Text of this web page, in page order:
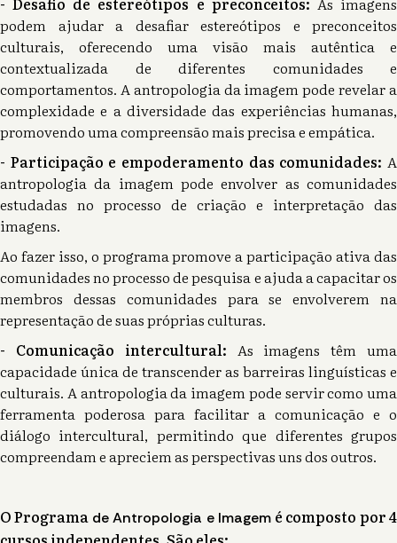
podem ajudar a desafiar estereótipos e preconceitos
culturais, oferecendo uma visão mais autêntica e
contextualizada de diferentes comunidades e
comportamentos. A antropologia da imagem pode revelar a
complexidade e a diversidade das experiências humanas,
promovendo uma compreensão mais precisa e empática.
- Participação e empoderamento das comunidades: A
antropologia da imagem pode envolver as comunidades
estudadas no processo de criação e interpretação das
imagens.
Ao fazer isso, o programa promove a participação ativa das
comunidades no processo de pesquisa e ajuda a capacitar os
membros dessas comunidades para se envolverem na
representação de suas próprias culturas.
- Comunicação intercultural: As imagens têm uma
capacidade única de transcender as barreiras linguísticas e
culturais. A antropologia da imagem pode servir como uma
ferramenta poderosa para facilitar a comunicação e o
diálogo intercultural, permitindo que diferentes grupos
compreendam e apreciem as perspectivas uns dos outros.
O Programa de Antropologia e Imagem é composto por 4